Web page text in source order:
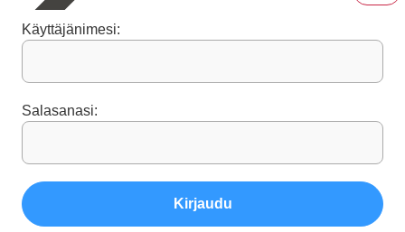
Käyttäjänimesi:
Salasanasi:
Kirjaudu